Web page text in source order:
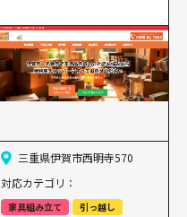
三重県伊賀市西明寺570
対応カテゴリ：
家具組み立て
引っ越し